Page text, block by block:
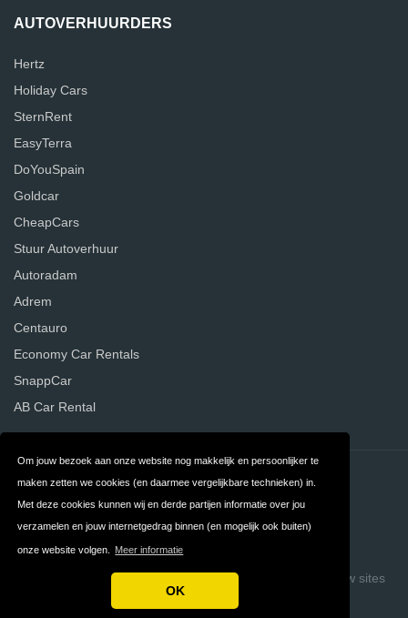
Om jouw bezoek aan onze website nog makkelijk en persoonlijker te
maken zetten we cookies (en daarmee vergelijkbare technieken) in.
Met deze cookies kunnen wij en derde partijen informatie over jou
verzamelen en jouw internetgedrag binnen (en mogelijk ook buiten)
onze website volgen. Meer informatie
OK
AUTOVERHUURDERS
Hertz
Holiday Cars
SternRent
EasyTerra
DoYouSpain
Goldcar
CheapCars
Stuur Autoverhuur
Autoradam
Adrem
Centauro
Economy Car Rentals
SnappCar
AB Car Rental
Contact Privacy
Algemene FAQ
Copyright © 2026 Vergelijk Autoverhuurders
Build review sites
with ReviewTycoon